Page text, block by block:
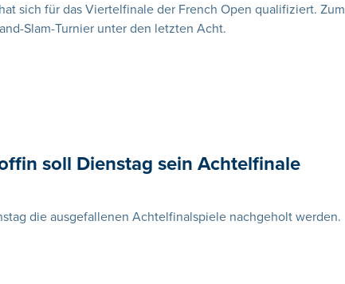
sich für das Viertelfinale der French Open qualifiziert. Zum
Slam-Turnier unter den letzten Acht.
soll Dienstag sein Achtelfinale
die ausgefallenen Achtelfinalspiele nachgeholt werden.